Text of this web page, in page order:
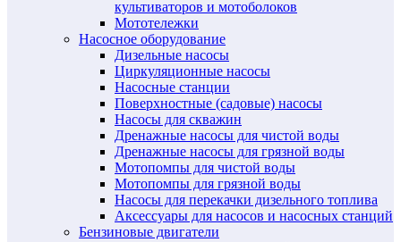
культиваторов и мотоболоков
Мототележки
Насосное оборудование
Дизельные насосы
Циркуляционные насосы
Насосные станции
Поверхностные (садовые) насосы
Насосы для скважин
Дренажные насосы для чистой воды
Дренажные насосы для грязной воды
Мотопомпы для чистой воды
Мотопомпы для грязной воды
Насосы для перекачки дизельного топлива
Аксессуары для насосов и насосных станций
Бензиновые двигатели